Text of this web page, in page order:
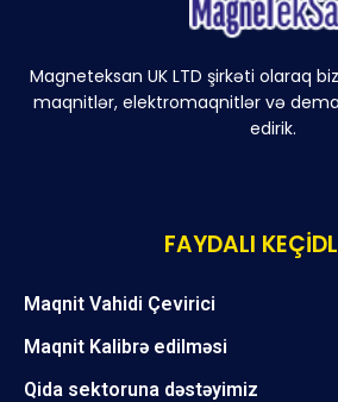
Magneteksan UK LTD şirkəti olaraq
maqnitlər, elektromaqnitlər və
edirik.
FAYDALI
Maqnit Vahidi Çevirici
Maqnit Kalibrə edilməsi
Qida sektoruna dəstəyimiz